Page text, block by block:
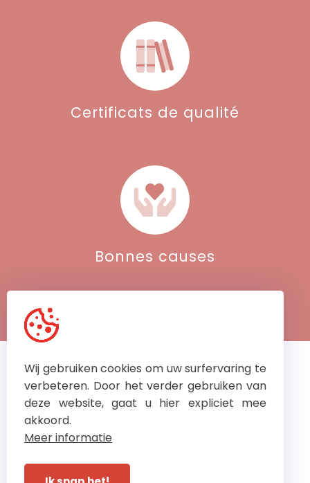
Certificats de qualité
Bonnes causes
Vous pouvez toujours
nous contacter pour des
réparations urgentes
© Dubaere Ladders 2026
Wij gebruiken cookies om uw surfervaring te
verbeteren. Door het verder gebruiken van
deze website, gaat u hier expliciet mee
akkoord.
Meer informatie